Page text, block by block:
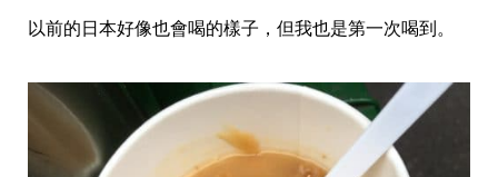
以前的日本好像也會喝的樣子，但我也是第一次喝到。